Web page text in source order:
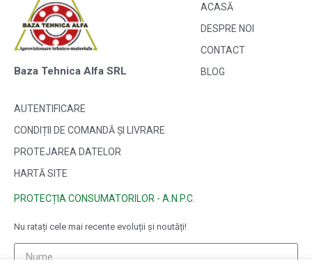
Baza Tehnica Alfa SRL
ACASĂ
DESPRE NOI
CONTACT
BLOG
AUTENTIFICARE
CONDIȚII DE COMANDĂ ȘI LIVRARE
PROTEJAREA DATELOR
HARTĂ SITE
PROTECȚIA CONSUMATORILOR - A.N.P.C.
Nu ratați cele mai recente evoluții și noutăți!